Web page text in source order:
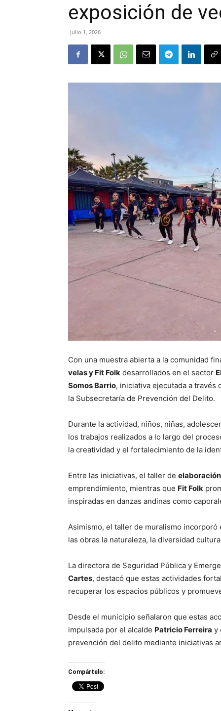
exposición de
Julio 1, 2026
Con una muestra abierta a la comunidad
velas y Fit Folk desarrollados en el sector
Somos Barrio, iniciativa ejecutada a
la Subsecretaría de Prevención del Delito.
Durante la actividad, niños, niñas,
los trabajos realizados a lo largo del
la creatividad y el fortalecimiento de la
Entre las iniciativas, el taller de
emprendimiento, mientras que Fit Folk
inspiradas en danzas andinas como
Asimismo, el taller de muralismo
las obras la naturaleza, la diversidad
La directora de Seguridad Pública y
Cartes, destacó que estas actividades
recuperar los espacios públicos y
Desde el municipio señalaron que estas
impulsada por el alcalde Patricio Ferreira y
prevención del delito mediante iniciativas
Compártelo: